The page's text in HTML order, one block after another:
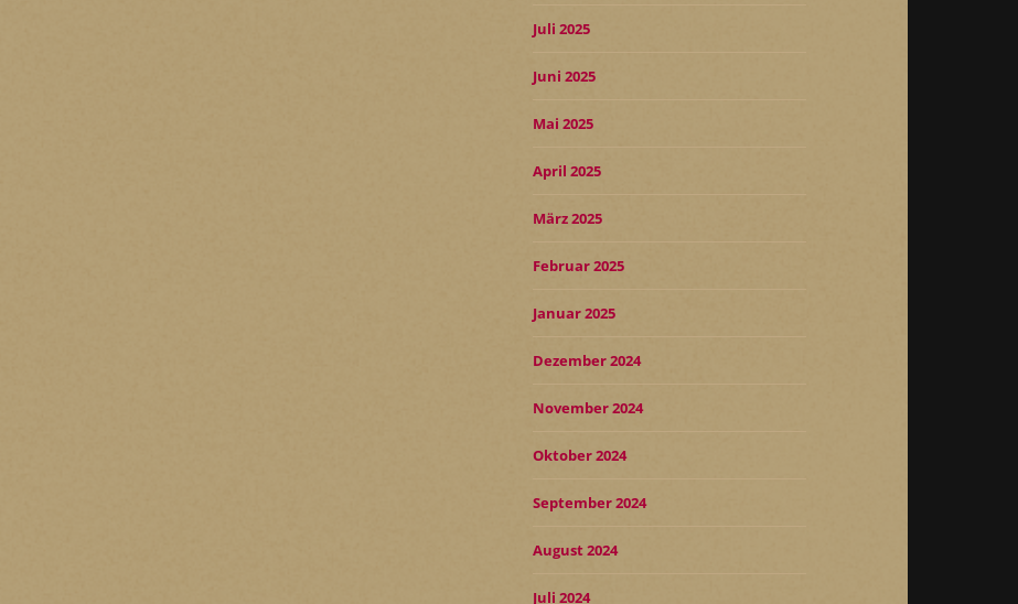
Juli 2025
Juni 2025
Mai 2025
April 2025
März 2025
Februar 2025
Januar 2025
Dezember 2024
November 2024
Oktober 2024
September 2024
August 2024
Juli 2024